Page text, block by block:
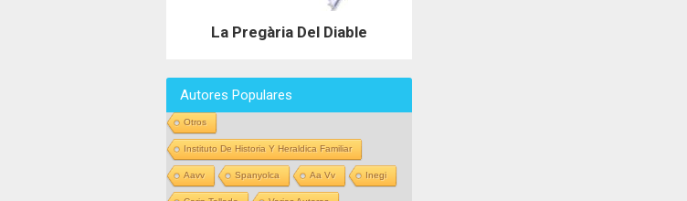
La Pregària Del Diable
Autores Populares
Otros
Instituto De Historia Y Heraldica Familiar
Aavv Spanyolca Aa Vv Inegi